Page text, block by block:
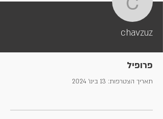
chavzuz
chavzuz
פרופיל
תאריך הצטרפות: 13 בינו׳ 2024